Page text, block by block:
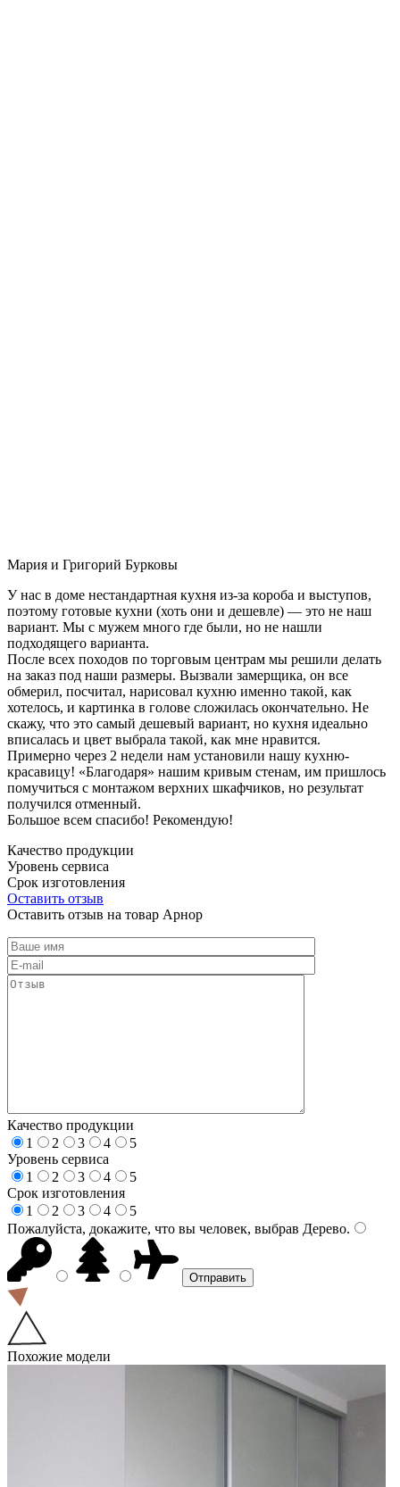
Мария и Григорий Бурковы
У нас в доме нестандартная кухня из-за короба и выступов,
поэтому готовые кухни (хоть они и дешевле) — это не наш
вариант. Мы с мужем много где были, но не нашли
подходящего варианта.
После всех походов по торговым центрам мы решили делать
на заказ под наши размеры. Вызвали замерщика, он все
обмерил, посчитал, нарисовал кухню именно такой, как
хотелось, и картинка в голове сложилась окончательно. Не
скажу, что это самый дешевый вариант, но кухня идеально
вписалась и цвет выбрала такой, как мне нравится.
Примерно через 2 недели нам установили нашу кухню-
красавицу! «Благодаря» нашим кривым стенам, им пришлось
помучиться с монтажом верхних шкафчиков, но результат
получился отменный.
Большое всем спасибо! Рекомендую!
Качество продукции
Уровень сервиса
Срок изготовления
Оставить отзыв
Оставить отзыв на товар Арнор
Качество продукции
1
2 3 4
5
Уровень сервиса
1
2 3 4
5
Срок изготовления
1
2 3 4
5
Пожалуйста, докажите, что вы человек, выбрав Дерево.
Похожие модели